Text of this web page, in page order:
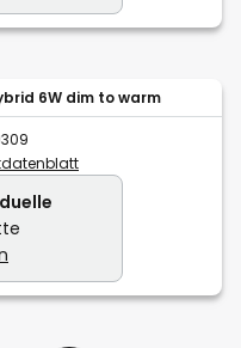
6W dim to warm